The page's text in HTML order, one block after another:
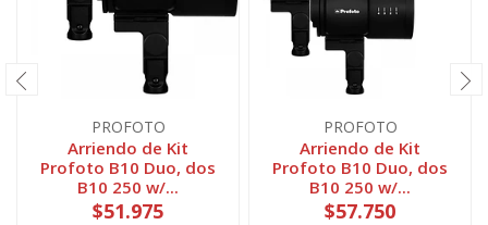
PROFOTO
Arriendo de Kit
Profoto B10 Duo, dos
B10 250 w/...
$51.975
PROFOTO
Arriendo de Kit
Profoto B10 Duo, dos
B10 250 w/...
$57.750